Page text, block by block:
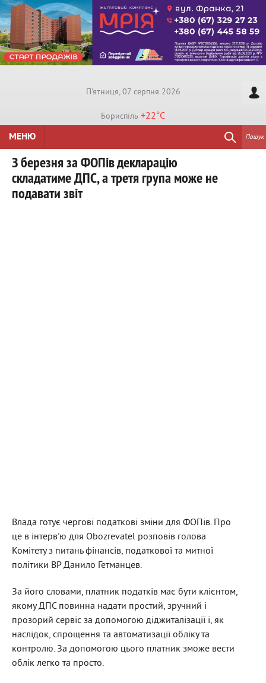
П'ятниця, 07 серпня 2026
Бориспiль +22°C
МЕНЮ
Пошук
З березня за ФОПів декларацію
складатиме ДПС, а третя група може не
подавати звіт
Влада готує чергові податкові зміни для ФОПів. Про
це в інтерв'ю для Obozrevatel розповів голова
Комітету з питань фінансів, податкової та митної
політики BP Данило Гетманцев.
За його словами, платник податків має бути клієнтом,
якому ДПС повинна надати простий, зручний і
прозорий сервіс за допомогою діджиталізації і, як
наслідок, спрощення та автоматизації обліку та
контролю. За допомогою цього платник зможе вести
облік легко та просто.